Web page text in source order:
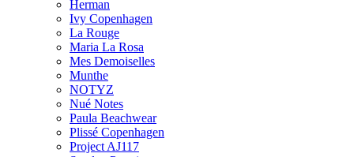
Herman
Ivy Copenhagen
La Rouge
Maria La Rosa
Mes Demoiselles
Munthe
NOTYZ
Nué Notes
Paula Beachwear
Plissé Copenhagen
Project AJ117